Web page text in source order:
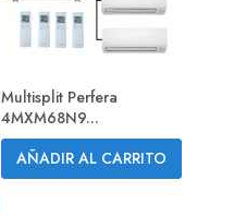
Multisplit Perfera
4MXM68N9...
AÑADIR AL CARRITO